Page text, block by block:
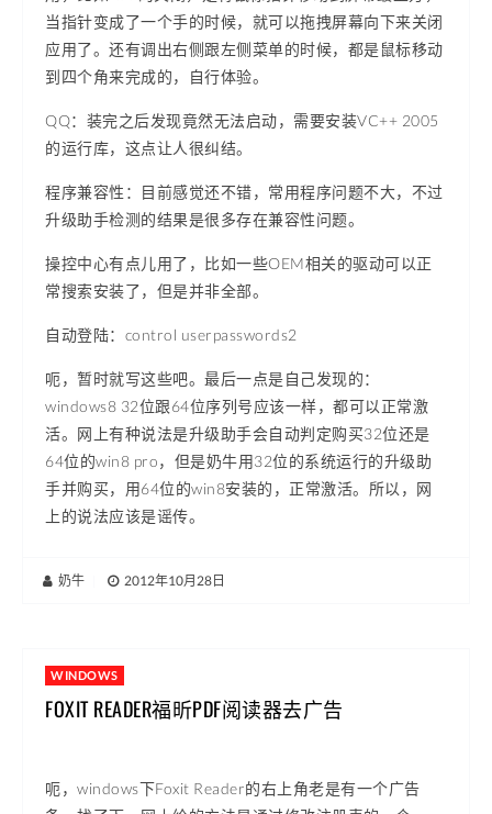
当指针变成了一个手的时候，就可以拖拽屏幕向下来关闭
应用了。还有调出右侧跟左侧菜单的时候，都是鼠标移动
到四个角来完成的，自行体验。
QQ：装完之后发现竟然无法启动，需要安装VC++ 2005
的运行库，这点让人很纠结。
程序兼容性：目前感觉还不错，常用程序问题不大，不过
升级助手检测的结果是很多存在兼容性问题。
操控中心有点儿用了，比如一些OEM相关的驱动可以正
常搜索安装了，但是并非全部。
自动登陆：control userpasswords2
呃，暂时就写这些吧。最后一点是自己发现的：
windows8 32位跟64位序列号应该一样，都可以正常激
活。网上有种说法是升级助手会自动判定购买32位还是
64位的win8 pro，但是奶牛用32位的系统运行的升级助
手并购买，用64位的win8安装的，正常激活。所以，网
上的说法应该是谣传。
奶牛 2012年10月28日
WINDOWS
FOXIT READER福昕PDF阅读器去广告
呃，windows下Foxit Reader的右上角老是有一个广告